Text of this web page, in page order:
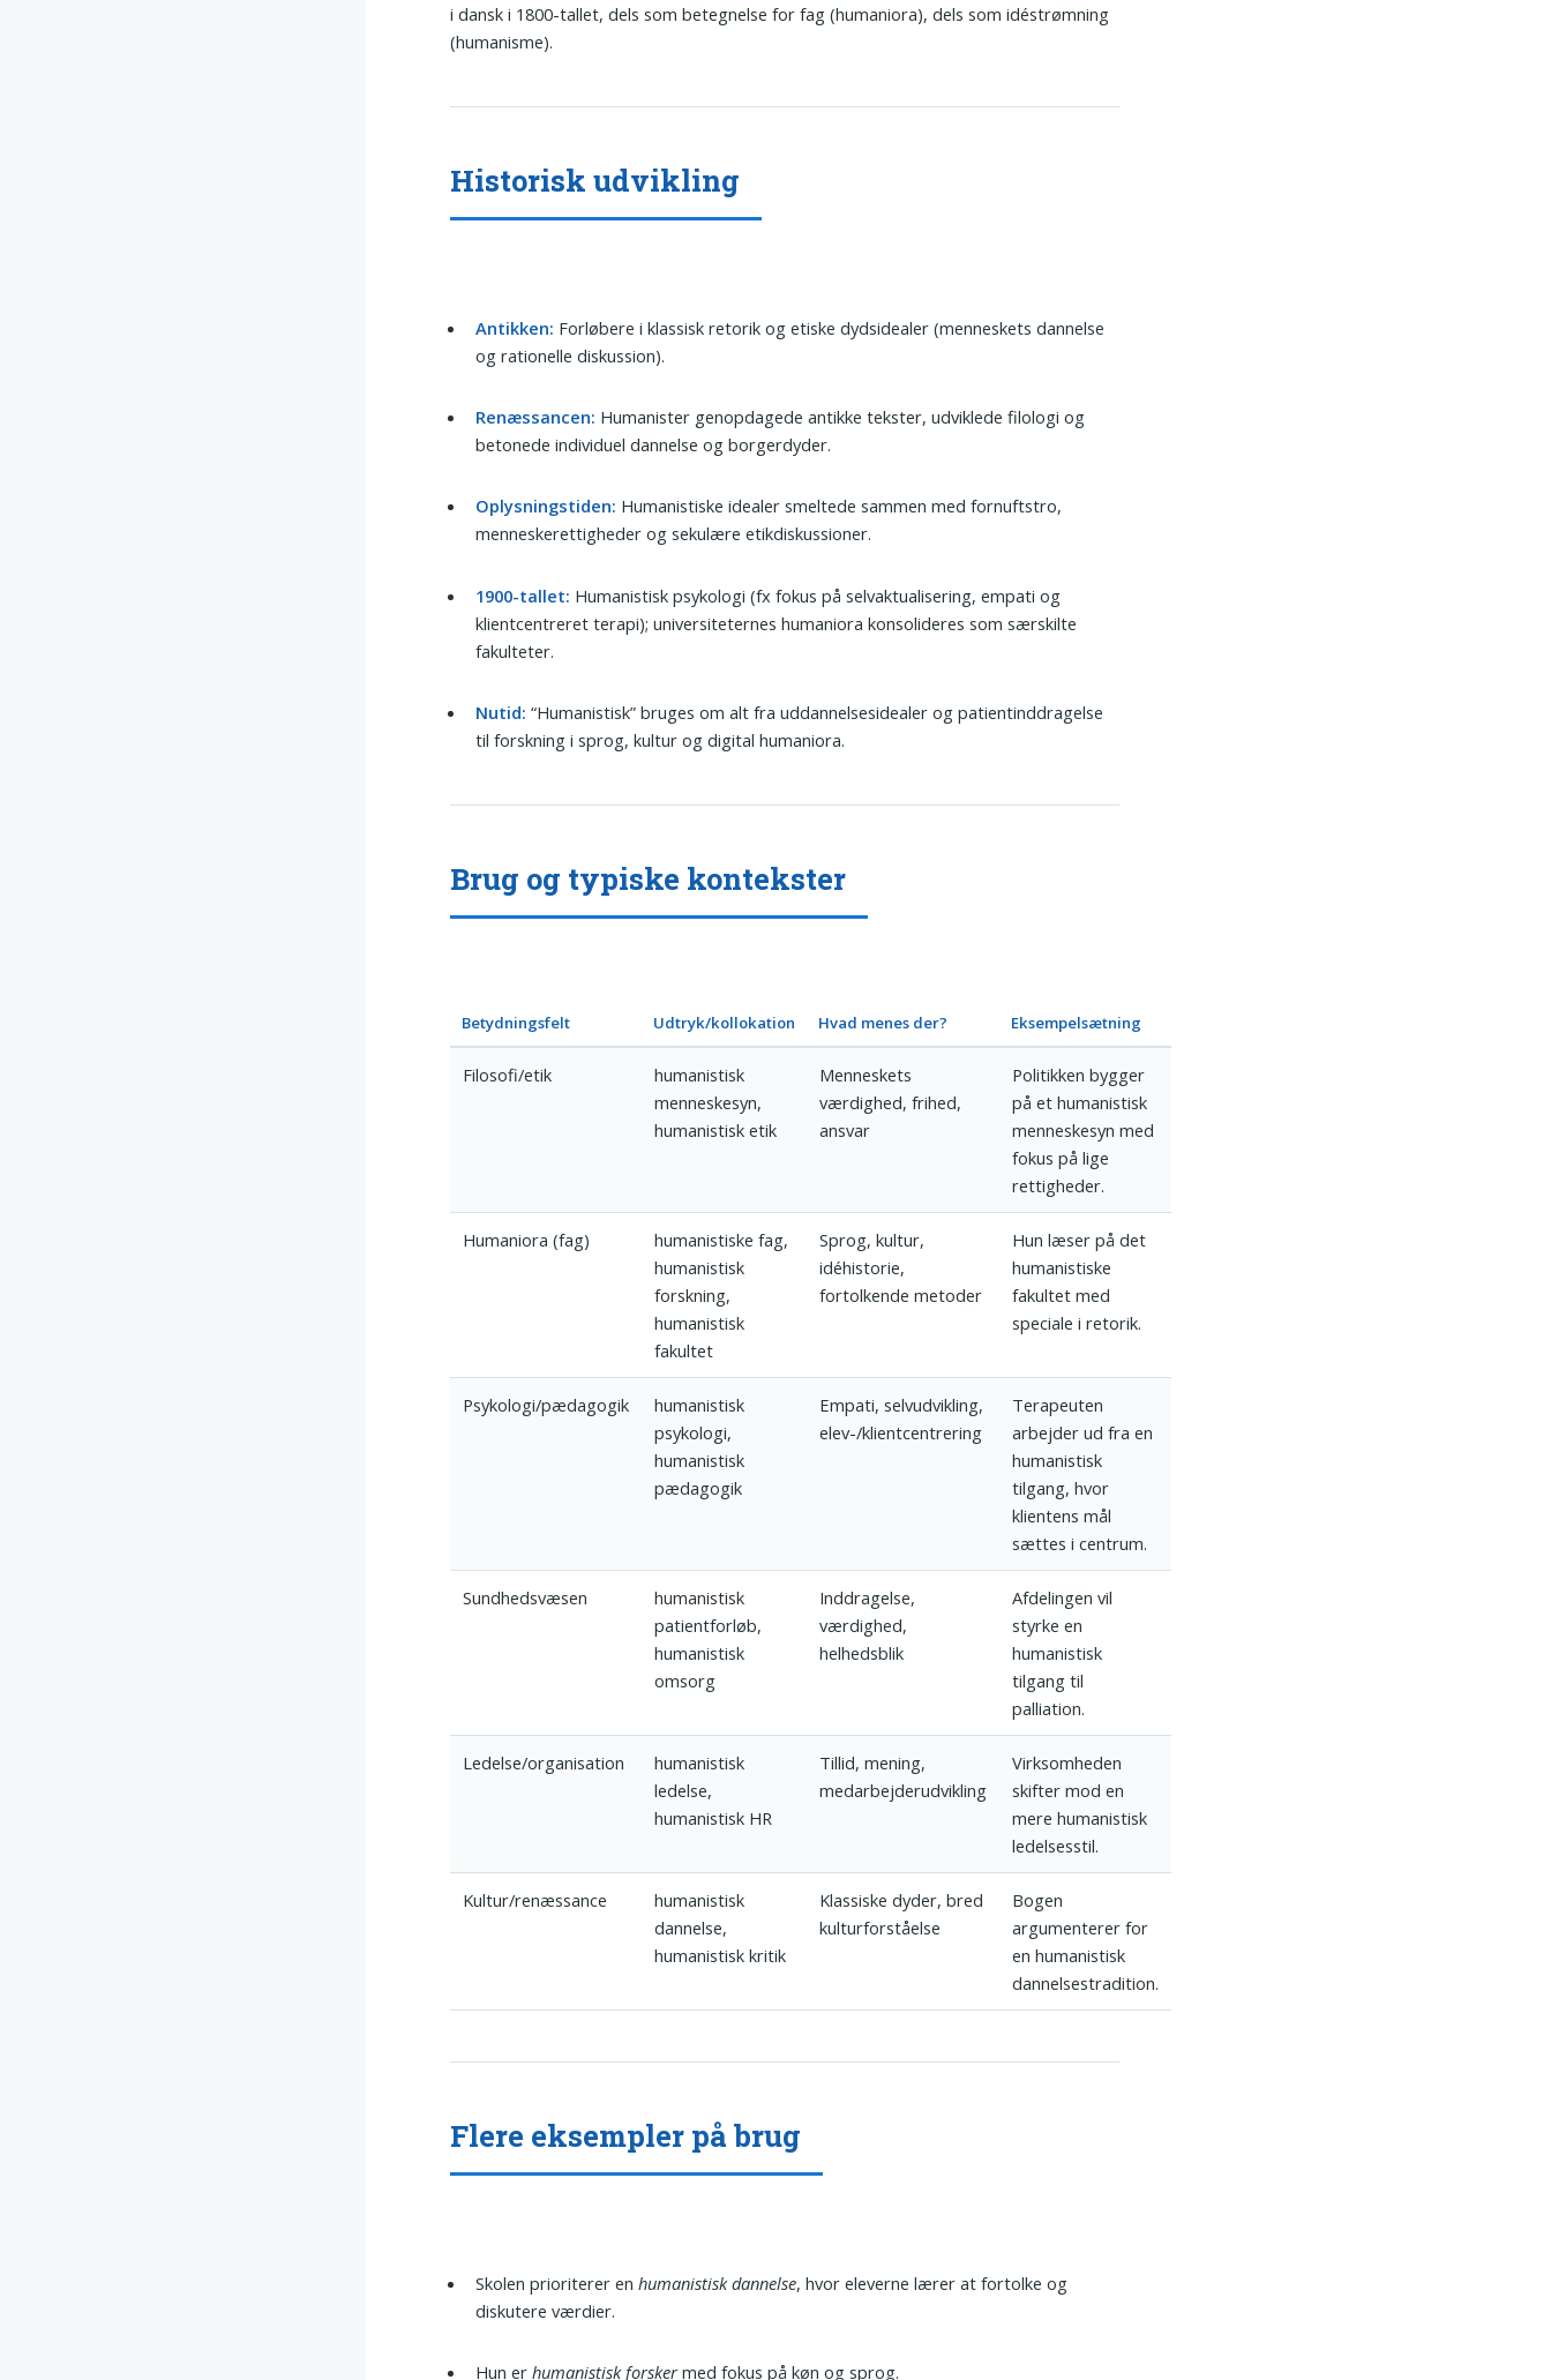
i dansk i 1800-tallet, dels som betegnelse for fag (humaniora), dels som idéstrømning
(humanisme).
Historisk udvikling
Antikken: Forløbere i klassisk retorik og etiske dydsidealer (menneskets dannelse
og rationelle diskussion).
Renæssancen: Humanister genopdagede antikke tekster, udviklede filologi og
betonede individuel dannelse og borgerdyder.
Oplysningstiden: Humanistiske idealer smeltede sammen med fornuftstro,
menneskerettigheder og sekulære etikdiskussioner.
1900-tallet: Humanistisk psykologi (fx fokus på selvaktualisering, empati og
klientcentreret terapi); universiteternes humaniora konsolideres som særskilte
fakulteter.
Nutid: “Humanistisk” bruges om alt fra uddannelsesidealer og patientinddragelse
til forskning i sprog, kultur og digital humaniora.
Brug og typiske kontekster
Betydningsfelt Udtryk/kollokation Hvad menes der? Eksempelsætning
Filosofi/etik
humanistisk
menneskesyn,
humanistisk etik
Menneskets
værdighed, frihed,
ansvar
Politikken bygger
på et humanistisk
menneskesyn med
fokus på lige
rettigheder.
Humaniora (fag)
humanistiske fag,
humanistisk
forskning,
humanistisk
fakultet
Sprog, kultur,
idéhistorie,
fortolkende metoder
Hun læser på det
humanistiske
fakultet med
speciale i retorik.
Psykologi/pædagogik
humanistisk
psykologi,
humanistisk
pædagogik
Empati, selvudvikling,
elev-/klientcentrering
Terapeuten
arbejder ud fra en
humanistisk
tilgang, hvor
klientens mål
sættes i centrum.
Sundhedsvæsen
humanistisk
patientforløb,
humanistisk
omsorg
Inddragelse,
værdighed,
helhedsblik
Afdelingen vil
styrke en
humanistisk
tilgang til
palliation.
Ledelse/organisation
humanistisk
ledelse,
humanistisk HR
Tillid, mening,
medarbejderudvikling
Virksomheden
skifter mod en
mere humanistisk
ledelsesstil.
Kultur/renæssance
humanistisk
dannelse,
humanistisk kritik
Klassiske dyder, bred
kulturforståelse
Bogen
argumenterer for
en humanistisk
dannelsestradition.
Flere eksempler på brug
Skolen prioriterer enhumanistisk dannelse, hvor eleverne lærer at fortolke og
diskutere værdier.
Hun erhumanistisk forsker med fokus på køn og sprog.